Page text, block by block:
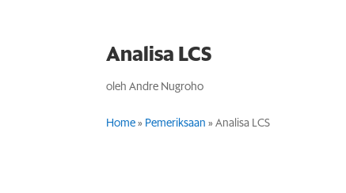
Analisa LCS
olehAndre Nugroho
Home » Pemeriksaan »Analisa LCS